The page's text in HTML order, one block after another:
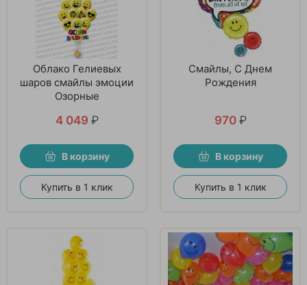
Облако Гелиевых
шаров смайлы эмоции
Озорные
4 049 ₽
В корзину
Купить в 1 клик
Смайлы, С Днем
Рождения
970 ₽
В корзину
Купить в 1 клик